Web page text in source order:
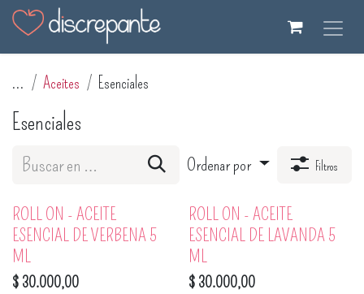
Ir al contenido
... Aceites Esenciales
Esenciales
Ordenar por Filtros
ROLL ON - ACEITE
ESENCIAL DE VERBENA 5
ML
$ 30.000,00
ROLL ON - ACEITE
ESENCIAL DE LAVANDA 5
ML
$ 30.000,00